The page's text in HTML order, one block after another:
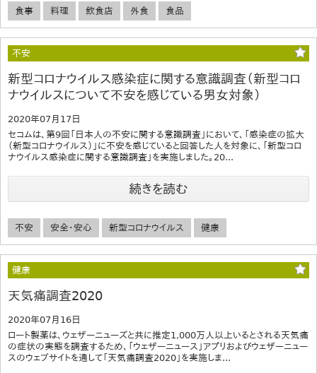
食事 料理 飲食店 外食 食品
不安
新型コロナウイルス感染症に関する意識調査（新型コロ
ナウイルスについて不安を感じている男女対象）
2020年07月17日
セコムは、第9回「日本人の不安に関する意識調査」において、「感染症の拡大
（新型コロナウイルス）」に不安を感じていると回答した人を対象に、「新型コロ
ナウイルス感染症に関する意識調査」を実施しました。20...
続きを読む
不安 安全・安心 新型コロナウイルス 健康
健康
天気痛調査2020
2020年07月16日
ロート製薬は、ウェザーニューズと共に推定1,000万人以上いるとされる天気痛
の症状の実態を調査するため、「ウェザーニュース」アプリおよびウェザーニュー
スのウェブサイトを通して「天気痛調査2020」を実施しま...